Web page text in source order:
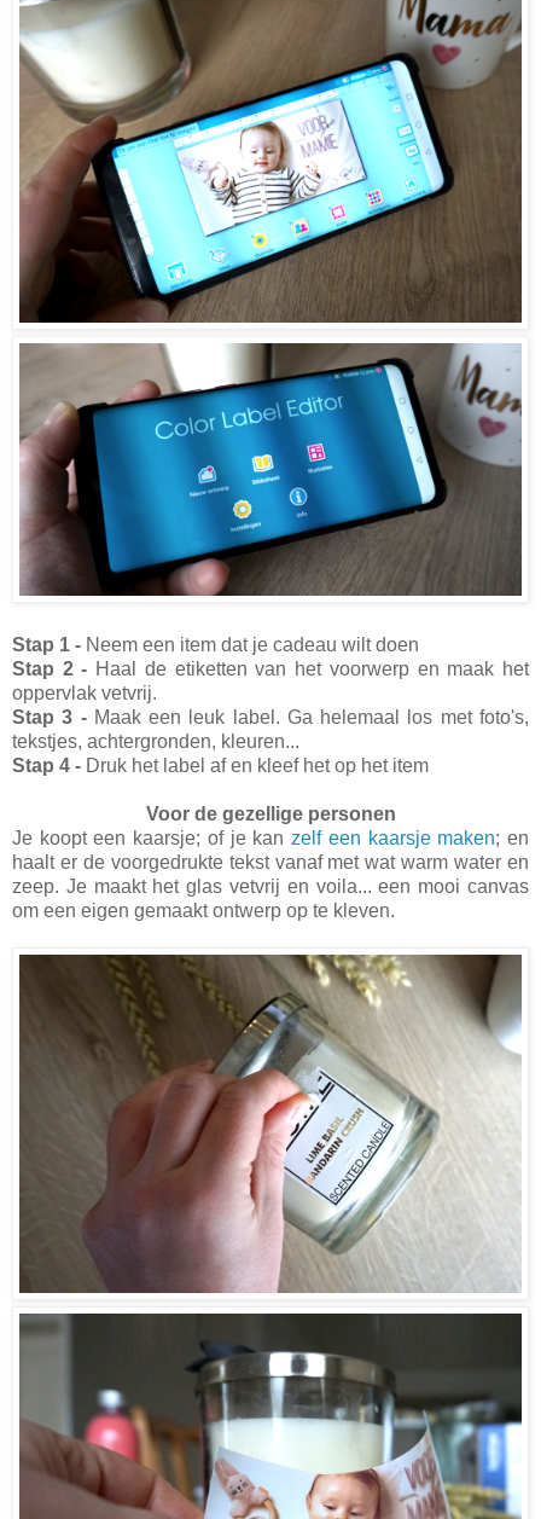
Stap 1 - Neem een item dat je cadeau wilt doen
Stap 2 - Haal de etiketten van het voorwerp en maak het
oppervlak vetvrij.
Stap 3 -Maak een leuk label. Ga helemaal los met foto's,
tekstjes, achtergronden, kleuren...
Stap 4 - Druk het label af en kleef het op het item
Voor de gezellige personen
Je koopt een kaarsje; of je kanzelf een kaarsje maken; en
haalt er de voorgedrukte tekst vanaf met wat warm water en
zeep. Je maakt het glas vetvrij en voila... een mooi canvas
om een eigen gemaakt ontwerp op te kleven.